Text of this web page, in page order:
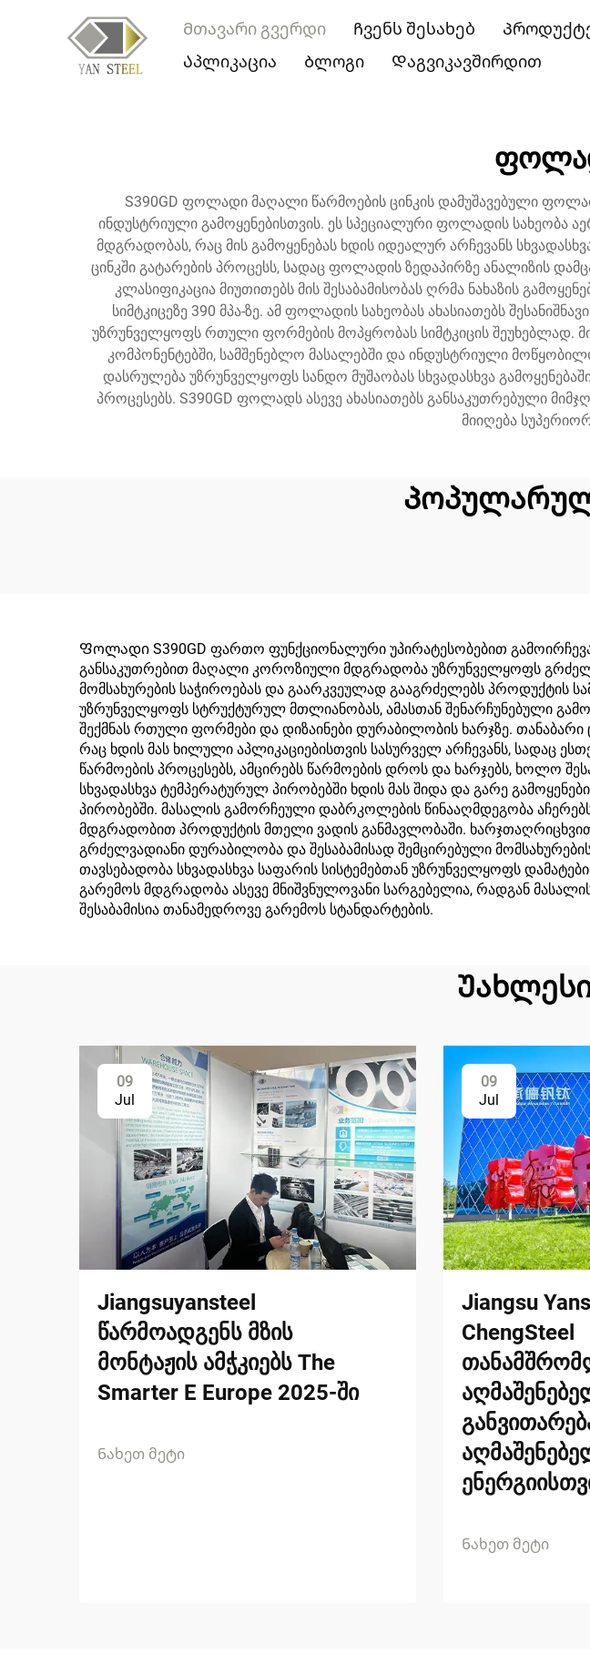
Მთავარი გვერდი Ჩვენს შესახებ
Აპლიკაცია
Ბლოგი Დაგვიკავშირდით
S390GD ფოლადი მაღალი წარმოების ცინკის დამუშავებული
ინდუსტრიული გამოყენებისთვის. ეს სპეციალური ფოლადის სახეობა
მდგრადობას, რაც მის გამოყენებას ხდის იდეალურ არჩევანს
ცინკში გატარების პროცესს, სადაც ფოლადის ზედაპირზე ანალიზის
კლასიფიკაცია მიუთითებს მის შესაბამისობას ღრმა ნახაზის
სიმტკიცეზე 390 მპა-ზე. ამ ფოლადის სახეობას ახასიათებს
უზრუნველყოფს რთული ფორმების მოპყრობას სიმტკიცის შეუხებლად.
კომპონენტებში, სამშენებლო მასალებში და ინდუსტრიული
დასრულება უზრუნველყოფს სანდო მუშაობას სხვადასხვა
პროცესებს. S390GD ფოლადს ასევე ახასიათებს განსაკუთრებული
მიიღება
Ფოლადი S390GD ფართო ფუნქციონალური უპირატესობებით
განსაკუთრებით მაღალი კოროზიული მდგრადობა უზრუნველყოფს
მომსახურების საჭიროებას და გაარკვეულად გააგრძელებს პროდუქტის
უზრუნველყოფს სტრუქტურულ მთლიანობას, ამასთან შენარჩუნებული
შექმნას რთული ფორმები და დიზაინები დურაბილობის ხარჯზე.
რაც ხდის მას ხილული აპლიკაციებისთვის სასურველ არჩევანს, სადაც
წარმოების პროცესებს, ამცირებს წარმოების დროს და ხარჯებს, ხოლო
სხვადასხვა ტემპერატურულ პირობებში ხდის მას შიდა და გარე
პირობებში. მასალის გამორჩეული დაბრკოლების წინააღმდეგობა
მდგრადობით პროდუქტის მთელი ვადის განმავლობაში.
გრძელვადიანი დურაბილობა და შესაბამისად შემცირებული
თავსებადობა სხვადასხვა საფარის სისტემებთან უზრუნველყოფს
გარემოს მდგრადობა ასევე მნიშვნულოვანი სარგებელია, რადგან
შესაბამისია თანამედროვე გარემოს სტანდარტების.
09
Jul
Jiangsuyansteel
წარმოადგენს მზის
მონტაჟის ამჭკიებს The
Smarter E Europe 2025-ში
Ნახეთ მეტი
09
Jul
Jiangsu
ChengSteel
Ნახეთ მეტი